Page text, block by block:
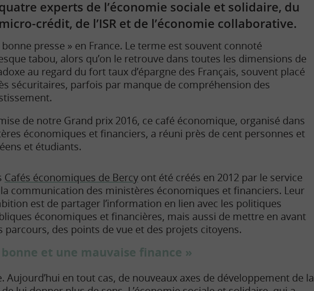
experts de l’économie sociale et solidaire, du
micro-crédit, de l’ISR et de l’économie collaborative.
bonne presse » en France. Le terme est souvent connoté
tabou, alors qu’on le retrouve dans toutes les dimensions de
au regard du fort taux d’épargne des Français, souvent placé
sécuritaires, parfois par manque de compréhension des
de notre Grand prix 2016, ce café économique, organisé dans
économiques et financiers, a réuni près de cent personnes et
et étudiants.
Cafés économiques de Bercy ont été créés en 2012 par le service
communication des ministères économiques et financiers. Leur
est de partager l’information en lien avec les politiques
économiques et financières, mais aussi de mettre en avant
parcours, des points de vue et des projets citoyens.
et une mauvaise finance »
Aujourd’hui en tout cas, de nouveaux axes de développement de la